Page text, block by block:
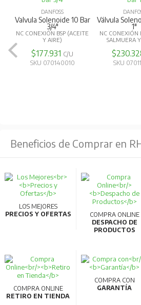
DANFOSS
Válvula Solenoide 10 Bar
1/2"
NC (ACEITE, AGUA)
$417.353 C/U
SKU 070280080
Valvula
2"
NC CONEXIÓN
Y
SKU
Beneficios de Comprar en
LOS MEJORES
PRECIOS Y OFERTAS
COMPRA ONLINE
DESPACHO DE
PRODUCTOS
COMPRA ONLINE
RETIRO EN TIENDA
COMPRA CON
GARANTÍA